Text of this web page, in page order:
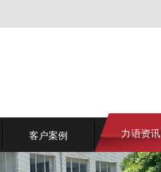
客户案例 力语资讯